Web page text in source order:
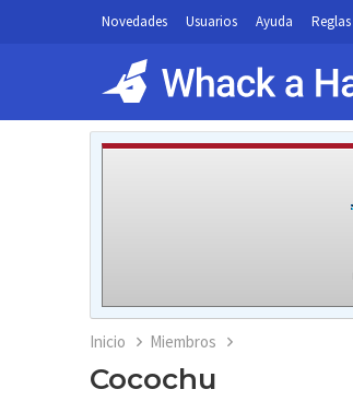
Novedades Usuarios Ayuda Reglas
Inicio Miembros
Cocochu